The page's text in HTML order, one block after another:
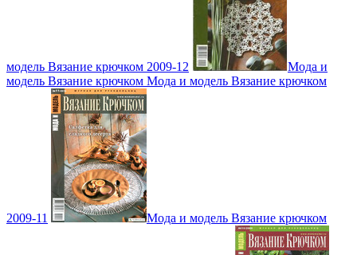
модель Вязание крючком 2009-12
Мода и
модель Вязание крючком Мода и модель Вязание крючком
2009-11 Мода и модель Вязание крючком